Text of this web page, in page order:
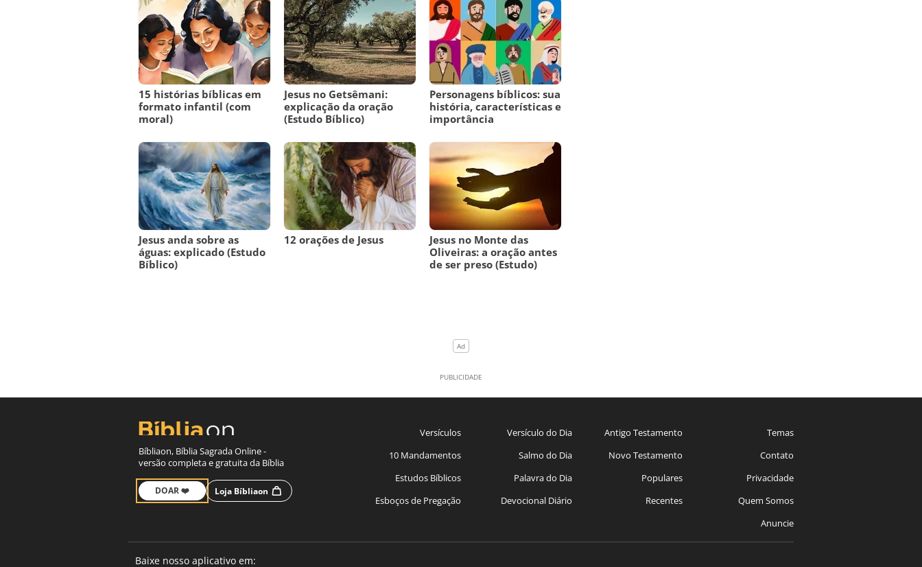
15 histórias bíblicas em
formato infantil (com
moral)
Jesus no Getsêmani:
explicação da oração
(Estudo Bíblico)
Personagens bíblicos: sua
história, características e
importância
Jesus anda sobre as
águas: explicado (Estudo
Bíblico)
12 orações de Jesus
Jesus no Monte das
Oliveiras: a oração antes
de ser preso (Estudo)
Bíbliaon, Bíblia Sagrada Online -
versão completa e gratuita da Bíblia
DOAR ❤️ Loja Bíbliaon
Versículos
10 Mandamentos
Estudos Bíblicos
Esboços de Pregação
Versículo do Dia
Salmo do Dia
Palavra do Dia
Devocional Diário
Antigo Testamento
Novo Testamento
Populares
Recentes
Temas
Contato
Privacidade
Quem Somos
Anuncie
Baixe nosso aplicativo em: